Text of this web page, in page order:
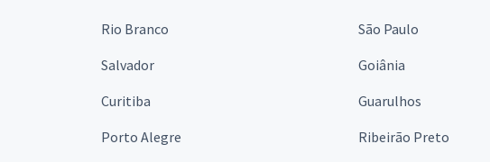
Rio Branco São Paulo
Salvador
Goiânia
Curitiba
Guarulhos
Porto Alegre
Ribeirão Preto